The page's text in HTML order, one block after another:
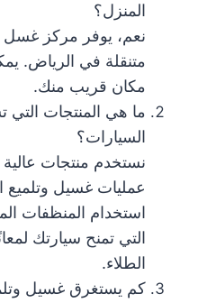
المنزل؟
نعم، يوفر مركز غسل
متنقلة في الرياض.
مكان قريب منك.
ما هي المنتجات التي
السيارات؟
نستخدم منتجات عالية
عمليات غسيل
استخدام المنظفات
التي تمنح سيارتك
الطلاء.
كم يستغرق غسيل